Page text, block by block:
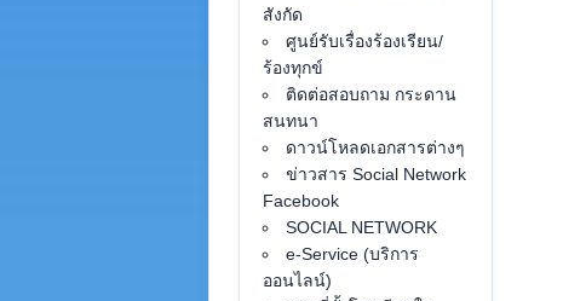
สังกัด
ศูนย์รับเรื่องร้องเรียน/
ร้องทุกข์
ติดต่อสอบถาม กระดาน
สนทนา
ดาวน์โหลดเอกสารต่างๆ
ข่าวสาร Social Network
Facebook
SOCIAL NETWORK
e-Service (บริการ
ออนไลน์)